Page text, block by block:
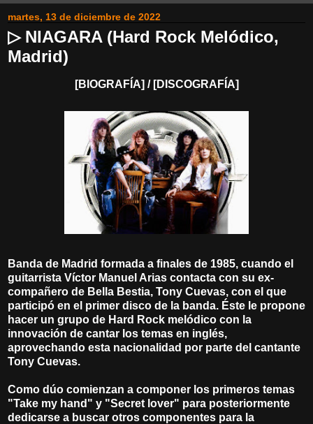
martes, 13 de diciembre de 2022
▷ NIAGARA (Hard Rock Melódico,
Madrid)
[BIOGRAFÍA] / [DISCOGRAFÍA]
Banda de Madrid formada a finales de 1985, cuando el
guitarrista Víctor Manuel Arias contacta con su ex-
compañero de Bella Bestia, Tony Cuevas, con el que
participó en el primer disco de la banda. Éste le propone
hacer un grupo de Hard Rock melódico con la
innovación de cantar los temas en inglés,
aprovechando esta nacionalidad por parte del cantante
Tony Cuevas.
Como dúo comienzan a componer los primeros temas
"Take my hand" y "Secret lover" para posteriormente
dedicarse a buscar otros componentes para la